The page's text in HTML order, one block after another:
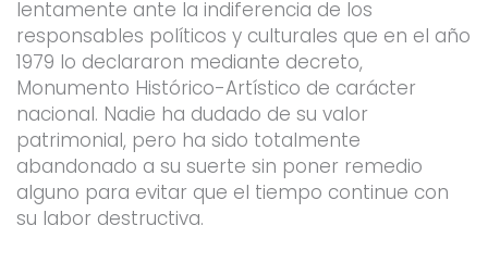
lentamente ante la indiferencia de los
responsables políticos y culturales que en el año
1979 lo declararon mediante decreto,
Monumento Histórico-Artístico de carácter
nacional. Nadie ha dudado de su valor
patrimonial, pero ha sido totalmente
abandonado a su suerte sin poner remedio
alguno para evitar que el tiempo continue con
su labor destructiva.